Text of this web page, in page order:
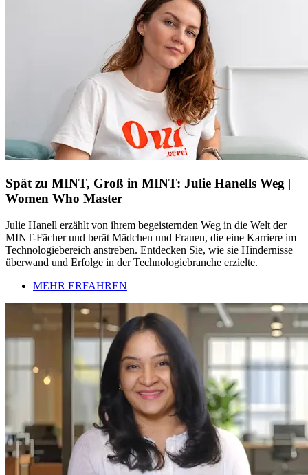
Spät zu MINT, Groß in MINT: Julie Hanells Weg |
Women Who Master
Julie Hanell erzählt von ihrem begeisternden Weg in die Welt der
MINT-Fächer und berät Mädchen und Frauen, die eine Karriere im
Technologiebereich anstreben. Entdecken Sie, wie sie Hindernisse
überwand und Erfolge in der Technologiebranche erzielte.
MEHR ERFAHREN